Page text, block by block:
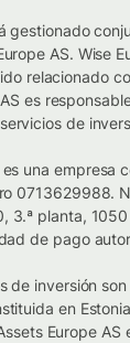
gestionado
AS. Wise
relacionado
es
de
es una empresa
0713629988.
3.ª planta,
de pago
de inversión
en
Europe